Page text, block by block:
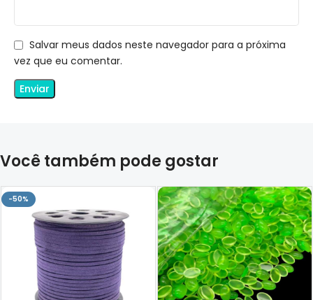
Salvar meus dados neste navegador para a próxima
vez que eu comentar.
Você também pode gostar
-50%